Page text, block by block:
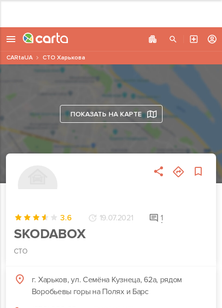
ПОКАЗАТЬ НА КАРТЕ
3.6 19.07.2021 1
SKODABOX
СТО
г. Харьков, ул. Семёна Кузнеца, 62а, рядом
Воробьевы горы на Полях и Барс
CARtaUA СТО Харькова